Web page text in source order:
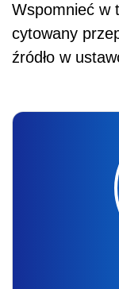
Wspomnieć w
cytowany
źródło w